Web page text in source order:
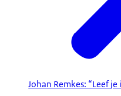
Johan Remkes: “Leef